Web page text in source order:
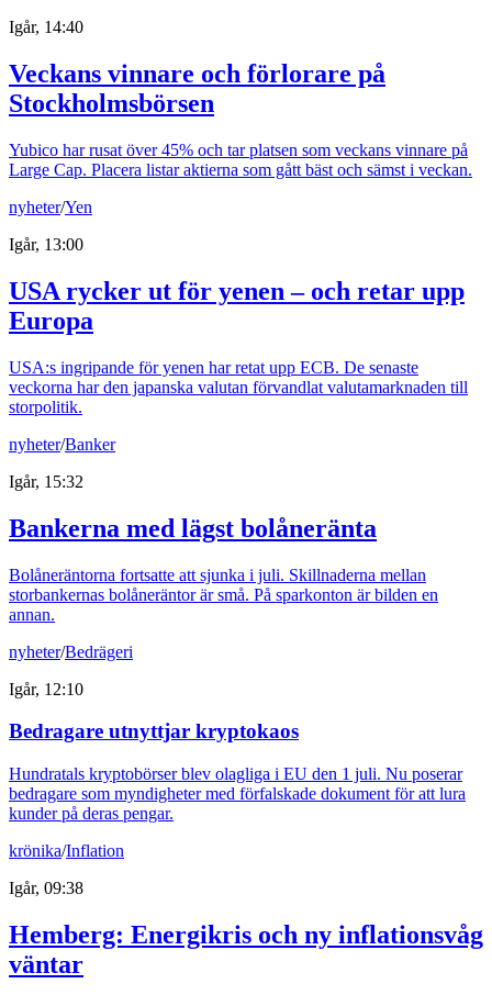
Igår, 14:40
Veckans vinnare och förlorare på
Stockholmsbörsen
Yubico har rusat över 45% och tar platsen som veckans vinnare på
Large Cap. Placera listar aktierna som gått bäst och sämst i veckan.
nyheter/Yen
Igår, 13:00
USA rycker ut för yenen – och retar upp
Europa
USA:s ingripande för yenen har retat upp ECB. De senaste
veckorna har den japanska valutan förvandlat valutamarknaden till
storpolitik.
nyheter/Banker
Igår, 15:32
Bankerna med lägst bolåneränta
Bolåneräntorna fortsatte att sjunka i juli. Skillnaderna mellan
storbankernas bolåneräntor är små. På sparkonton är bilden en
annan.
nyheter/Bedrägeri
Igår, 12:10
Bedragare utnyttjar kryptokaos
Hundratals kryptobörser blev olagliga i EU den 1 juli. Nu poserar
bedragare som myndigheter med förfalskade dokument för att lura
kunder på deras pengar.
krönika/Inflation
Igår, 09:38
Hemberg: Energikris och ny inflationsvåg
väntar